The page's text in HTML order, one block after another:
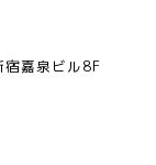
嘉泉ビル8F